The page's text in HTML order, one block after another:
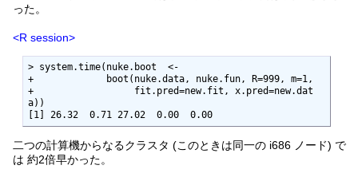
った。
<R session>
> system.time(nuke.boot  <-
+             boot(nuke.data, nuke.fun, R=999, m=1,
+                  fit.pred=new.fit, x.pred=new.dat
a))
[1] 26.32  0.71 27.02  0.00  0.00
二つの計算機からなるクラスタ (このときは同一の i686 ノード) で
は 約2倍早かった。